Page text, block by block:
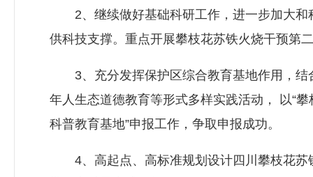
2、继续做好基础科研工作，进一步加大和
供科技支撑。重点开展攀枝花苏铁火烧干预第
3、充分发挥保护区综合教育基地作用，结
年人生态道德教育等形式多样实践活动， 以“
科普教育基地”申报工作，争取申报成功。
4、高起点、高标准规划设计四川攀枝花苏